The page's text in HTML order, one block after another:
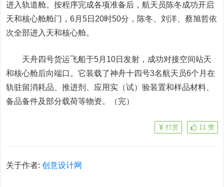
进入轨道舱。按程序完成各项准备后，航天员陈冬成功开启
天和核心舱舱门，6月5日20时50分，陈冬、刘洋、蔡旭哲依
次全部进入天和核心舱。
天舟四号货运飞船于5月10日发射，成功对接空间站天
和核心舱后向端口。它装载了神舟十四号3名航天员6个月在
轨驻留消耗品、推进剂、应用实（试）验装置和样品材料、
备品备件及部分载荷等物资。（完）
11 赞
打赏
关于作者:创意设计网